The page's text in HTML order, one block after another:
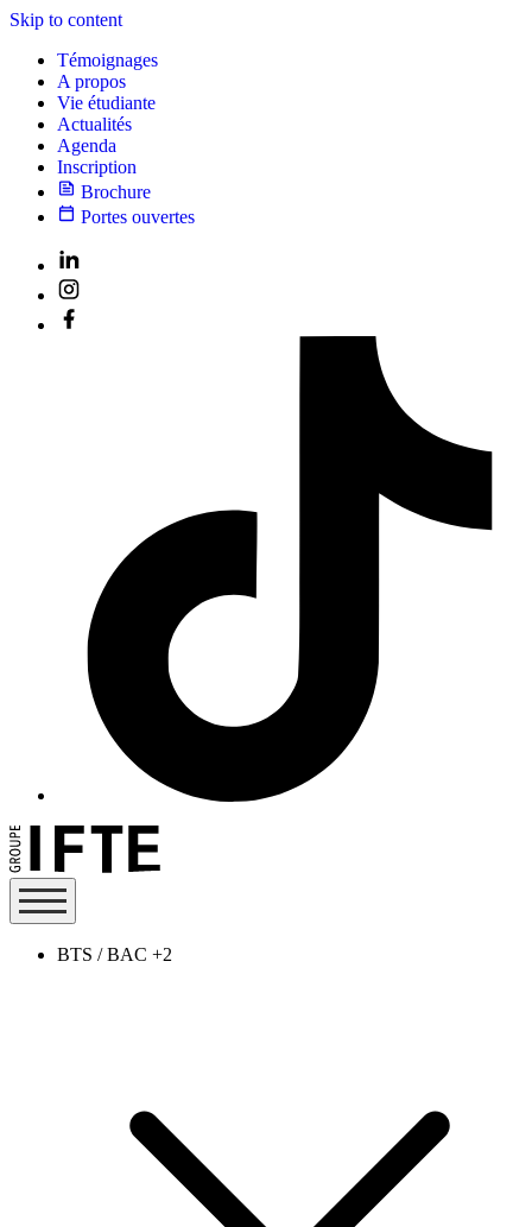
Skip to content
Témoignages
A propos
Vie étudiante
Actualités
Agenda
Inscription
Brochure
Portes ouvertes
BTS / BAC +2